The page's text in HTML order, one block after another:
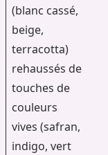
(blanc cassé,
beige,
terracotta)
rehaussés de
touches de
couleurs
vives (safran,
indigo, vert